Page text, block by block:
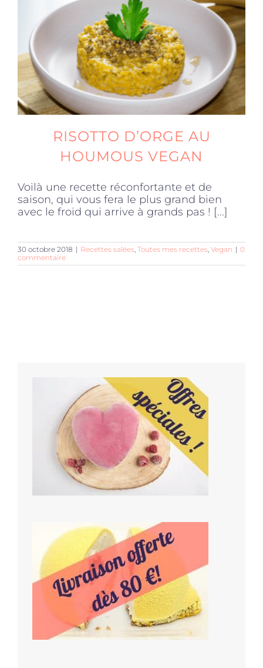
Produits sains
Click and collect
Traiteur
Accessoires
RISOTTO D’ORGE AU
HOUMOUS VEGAN
Voilà une recette réconfortante et de
saison, qui vous fera le plus grand bien
avec le froid qui arrive à grands pas ! [...]
30 octobre 2018 | Recettes salées Toutes mes recettes Vegan | 0
commentaire